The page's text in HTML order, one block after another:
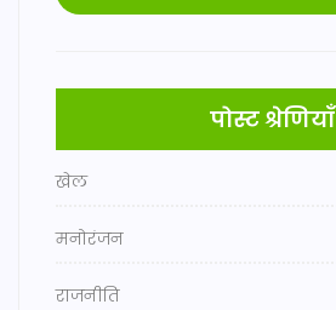
पोस्ट श्रेणियाँ
खेल
मनोरंजन
राजनीति